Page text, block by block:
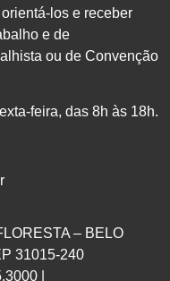
los e receber
e de
ou de Convenção
feira, das 8h às 18h.
– BELO
31015-240
|